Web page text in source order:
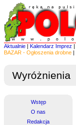
Aktualnie | Kalendarz Imprez |
BAZAR - Ogłoszenia drobne |
Wyróżnienia
Wstęp
O nas
Redakcja